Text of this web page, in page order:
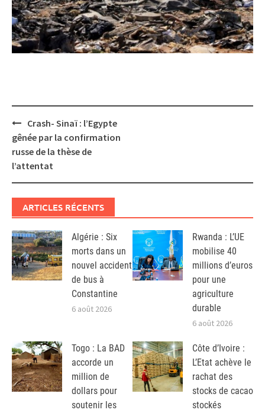
Post
navigation
Crash- Sinaï : l’Egypte
gênée par la confirmation
russe de la thèse de
l’attentat
ARTICLES RÉCENTS
Algérie : Six
morts dans un
nouvel accident
de bus à
Constantine
6 août 2026
Rwanda : L’UE
mobilise 40
millions d’euros
pour une
agriculture
durable
6 août 2026
Togo : La BAD
accorde un
million de
dollars pour
soutenir les
Côte d’Ivoire :
L’Etat achève le
rachat des
stocks de cacao
stockés